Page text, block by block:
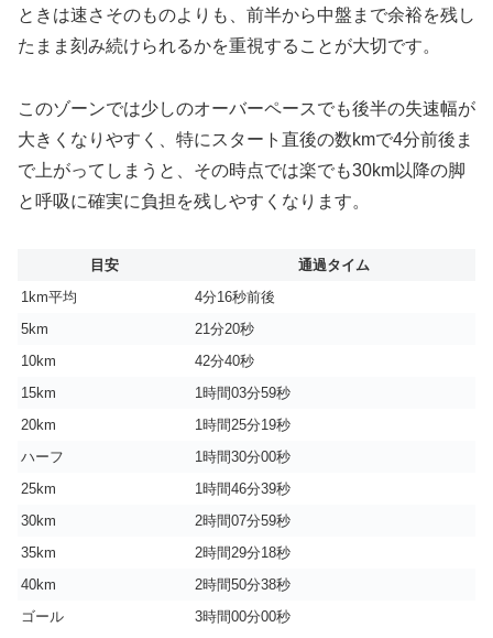
ときは速さそのものよりも、前半から中盤まで余裕を残し
たまま刻み続けられるかを重視することが大切です。
このゾーンでは少しのオーバーペースでも後半の失速幅が
大きくなりやすく、特にスタート直後の数kmで4分前後ま
で上がってしまうと、その時点では楽でも30km以降の脚
と呼吸に確実に負担を残しやすくなります。
目安
通過タイム
1km平均
4分16秒前後
5km
21分20秒
10km
42分40秒
15km
1時間03分59秒
20km
1時間25分19秒
ハーフ
1時間30分00秒
25km
1時間46分39秒
30km
2時間07分59秒
35km
2時間29分18秒
40km
2時間50分38秒
ゴール
3時間00分00秒